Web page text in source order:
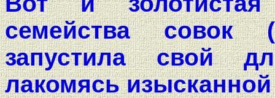
семейства совок
запустила свой
лакомясь